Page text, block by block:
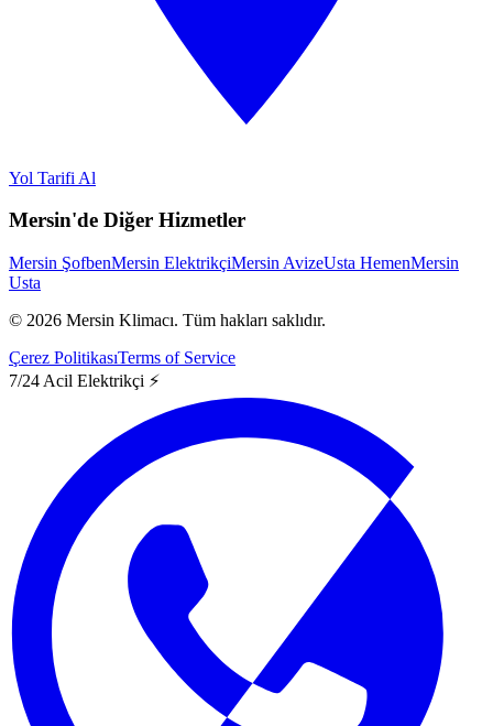
Yol Tarifi Al
Mersin'de Diğer Hizmetler
Mersin ŞofbenMersin ElektrikçiMersin AvizeUsta HemenMersin
Usta
© 2026 Mersin Klimacı. Tüm hakları saklıdır.
Çerez PolitikasıTerms of Service
7/24 Acil Elektrikçi ⚡